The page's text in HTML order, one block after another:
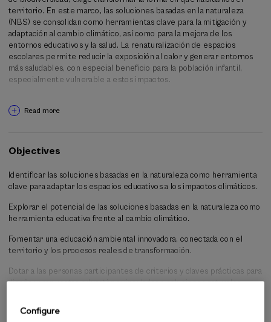
territorio. En este marco, las soluciones basadas en la naturaleza
(NBS) se consolidan como herramientas clave para la mitigación y
adaptación al cambio climático, así como para la mejora de los
entornos educativos y la salud. La renaturalización de espacios
escolares permite reducir la exposición al calor y generar entornos
más saludables, con especial beneficio para la población infantil,
especialmente vulnerable a estos impactos.
avanzar más allá del conocimiento de experiencias, apostando por
exploración y diseño, invita a analizar, reinterpretar y prototipar
iniciativas que conecten naturaleza, clima, comunidad y aprendizaje,
poniendo el foco en los procesos participativos y su potencial
pedagógico, más allá de las intervenciones físicas.
Así, centros educativos, municipios y proyectos locales se entienden
como espacios de aprendizaje activo, donde experimentar, cuidar y
decidir colectivamente. La Escuela busca ser un espacio de
inspiración y creación conjunta, orientado a desarrollar propuestas
aplicables que fomenten la corresponsabilidad, el pensamiento
Objetivos de Desarrollo Sostenible.
Read more
Objectives
Identificar las soluciones basadas en la naturaleza como herramienta
clave para adaptar los espacios educativos a los impactos climáticos.
Explorar el potencial de las soluciones basadas en la naturaleza como
herramienta educativa frente al cambio climático.
Fomentar una educación ambiental innovadora, conectada con el
territorio y los procesos reales de transformación.
Dotar a las personas participantes de criterios y claves prácticas para
diseñar propuestas educativas vinculadas a soluciones naturales.
actuaciones locales de renaturalización.
Configure